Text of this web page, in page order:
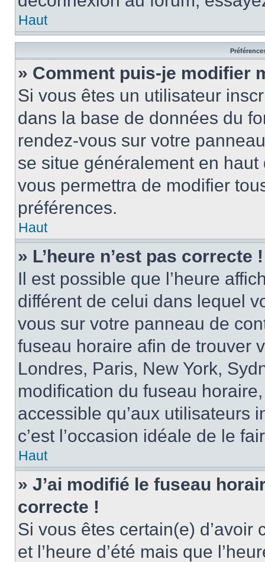
Haut
» Comment puis-je modifier
Si vous êtes un utilisateur
dans la base de données du
rendez-vous sur votre
se situe généralement en
vous permettra de modifier
préférences.
Haut
» L’heure n’est pas correcte !
Il est possible que l’heure
différent de celui dans lequel
vous sur votre panneau de
fuseau horaire afin de trouver
Londres, Paris, New York,
modification du fuseau
accessible qu’aux utilisateurs
c’est l’occasion idéale de le
Haut
» J’ai modifié le fuseau
correcte !
Si vous êtes certain(e)
et l’heure d’été mais que